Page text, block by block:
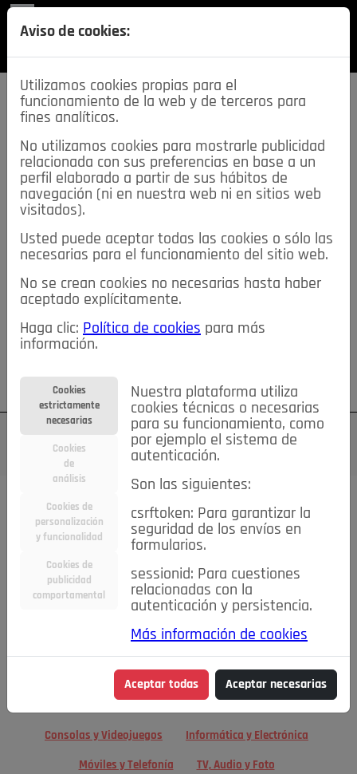
SECCIONES
descarga esta
REVISTA
≡NOTICIAS
NOTICIAS SERVICIOS DE INTERÉS
TABLÓN DE ANUNCIOS MIS ANUNCIOS CONTACTO
NOSOTROS
Su cuenta Regístrese ¿Olvidó su contraseña?
TODAS Deporte Bicicletas Deportes y Ocio
Electrodomésticos
Niños y Bebés Inmobiliaria Construcción y Reformas
Moda Accesorios Ropa Motor
Motor y Accesorios Motos Ocio
Cine, Libros y Música Coleccionismo
Consolas y Videojuegos Informática y Electrónica
Móviles y Telefonía TV, Audio y Foto
Aviso de cookies:
Utilizamos cookies propias para el
funcionamiento de la web y de terceros para
fines analíticos.
No utilizamos cookies para mostrarle publicidad
relacionada con sus preferencias en base a un
perfil elaborado a partir de sus hábitos de
navegación (ni en nuestra web ni en sitios web
visitados).
Usted puede aceptar todas las cookies o sólo las
necesarias para el funcionamiento del sitio web.
No se crean cookies no necesarias hasta haber
aceptado explícitamente.
Haga clic: Política de cookies para más
información.
Cookies
estrictamente
necesarias
Cookies
de
análisis
Cookies de
personalización
y funcionalidad
Cookies de
publicidad
comportamental
Nuestra plataforma utiliza
cookies técnicas o necesarias
para su funcionamiento, como
por ejemplo el sistema de
autenticación.
Son las siguientes:
csrftoken: Para garantizar la
seguridad de los envíos en
formularios.
sessionid: Para cuestiones
relacionadas con la
autenticación y persistencia.
Más información de cookies
Aceptar todas Aceptar necesarias